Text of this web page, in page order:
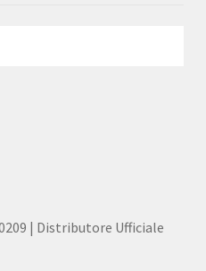
| Distributore Ufficiale